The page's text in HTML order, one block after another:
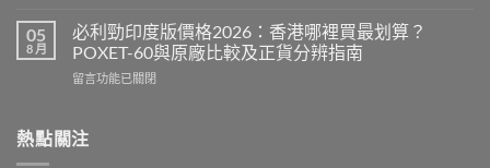
效
果、
法
港
印
度
效
效
而
鋼
香
港
2026
05
8 月
必利勁印度版價格2026：香港哪裡買最划算？
POXET-60與原廠比較及正貨分辨指南
在
勁
印
留言功能已關閉
熱點關注